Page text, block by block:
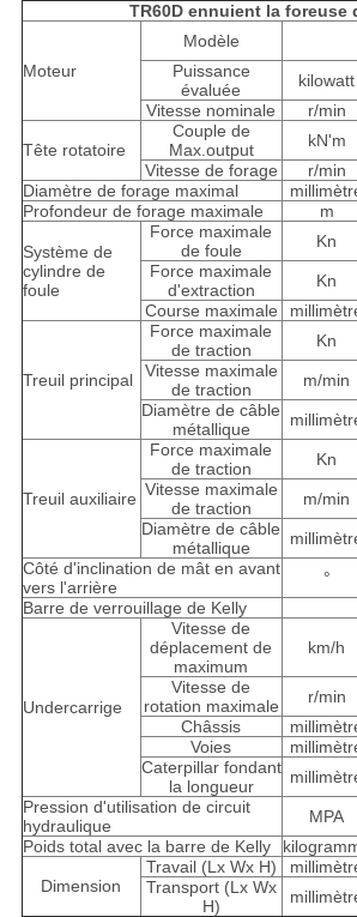
TR60D ennuient la foreuse
Moteur
Modèle
Puissance
évaluée
kilowatt
Vitesse nominale
r/min
Tête rotatoire
Couple de
Max.output
kN'm
Vitesse de forage
r/min
Diamètre de forage maximal
Profondeur de forage maximale
m
Système de
cylindre de
foule
Force maximale
de foule
Kn
Force maximale
d'extraction
Kn
Course maximale
Treuil principal
Force maximale
de traction
Kn
Vitesse maximale
de traction
m/min
Diamètre de câble
métallique
Treuil auxiliaire
Force maximale
de traction
Kn
Vitesse maximale
de traction
m/min
Diamètre de câble
métallique
Côté d'inclination de mât en avant
vers l'arrière
°
Barre de verrouillage de Kelly
Undercarrige
Vitesse de
déplacement de
maximum
km/h
Vitesse de
rotation maximale
r/min
Châssis
Voies
Caterpillar fondant
la longueur
Pression d'utilisation de circuit
hydraulique
MPA
Poids total avec la barre de Kelly
Dimension
Travail (Lx Wx H)
Transport (Lx Wx
H)